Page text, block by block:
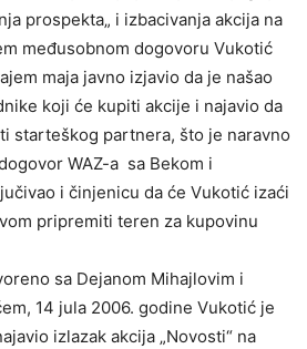
prospekta„ i izbacivanja akcija na
međusobnom dogovoru Vukotić
maja javno izjavio da je našao
koji će kupiti akcije i najavio da
starteškog partnera, što je naravno
WAZ-a sa Bekom i
i činjenicu da će Vukotić izaći
pripremiti teren za kupovinu
sa Dejanom Mihajlovim i
14 jula 2006. godine Vukotić je
izlazak akcija „Novosti“ na